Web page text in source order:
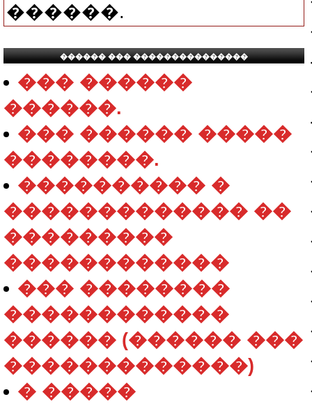
������.
������ ��� ���������������
��� ������
������.
��� ������ �����
��������.
���������� �
������������� ��
���������
������������
��� ��������
������������
������ (������ ���
�������������)
� �����